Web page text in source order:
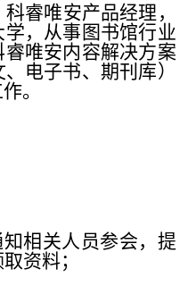
睿唯安产品经理，
，从事图书馆行业
唯安内容解决方案
、电子书、期刊库）
。
相关人员参会，提
资料；